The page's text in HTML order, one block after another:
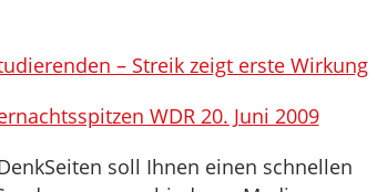
– Streik zeigt erste Wirkung
WDR 20. Juni 2009
soll Ihnen einen schnellen